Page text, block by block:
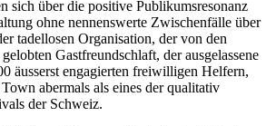
sich über die positive Publikumsresonanz
ohne nennenswerte Zwischenfälle über
tadellosen Organisation, der von den
Gastfreundschlaft, der ausgelassene
äusserst engagierten freiwilligen Helfern,
abermals als eines der qualitativ
der Schweiz.